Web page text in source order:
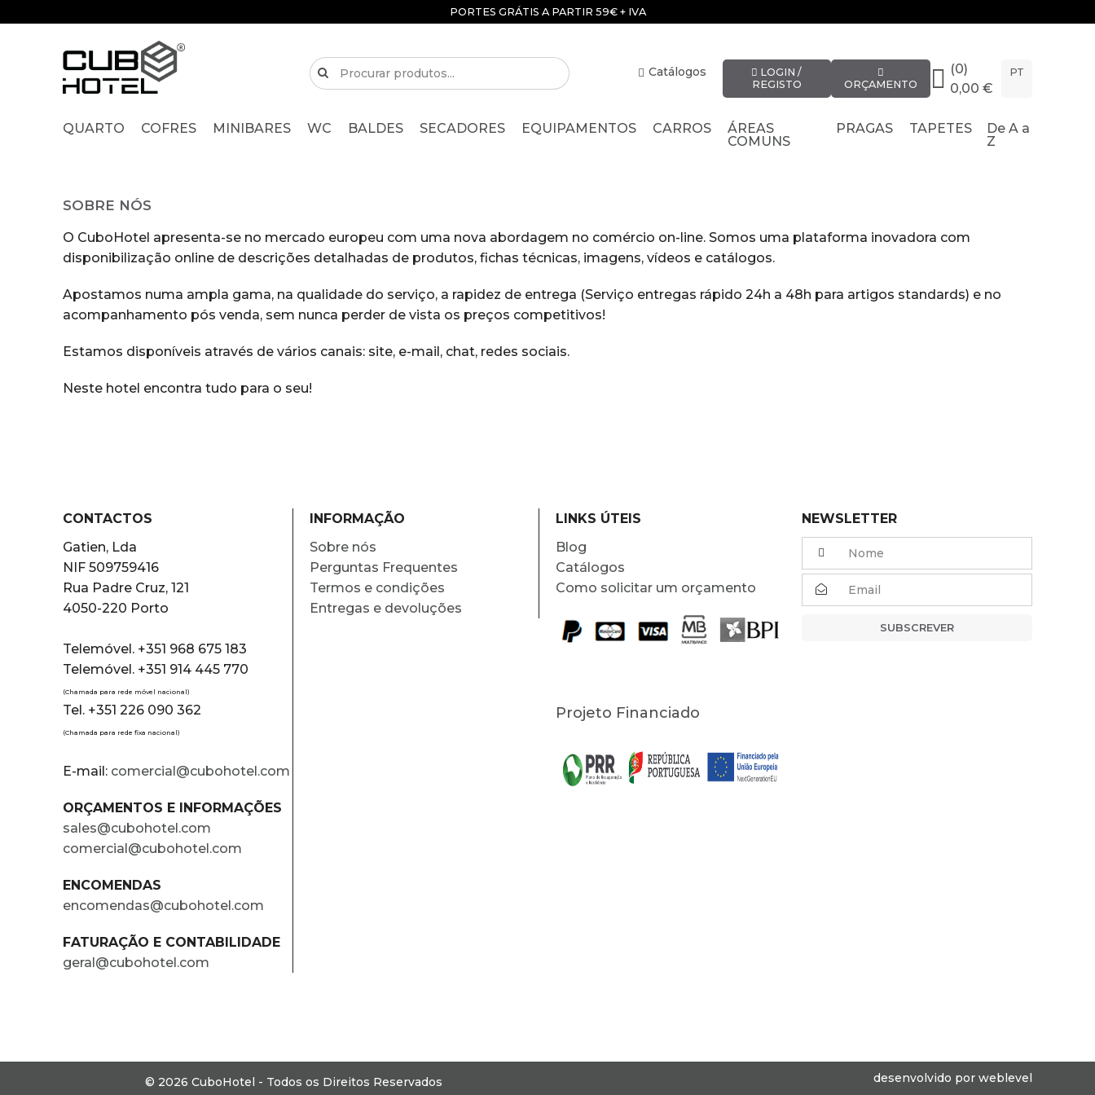
PORTES GRÁTIS A PARTIR 59€ + IVA
Catálogos
LOGIN /
REGISTO
ORÇAMENTO
(0)
0,00 €
PT
QUARTO COFRES MINIBARES WC BALDES SECADORES EQUIPAMENTOS CARROS
ÁREAS
COMUNS
PRAGAS TAPETES
De A a
Z
SOBRE NÓS
O CuboHotel apresenta-se no mercado europeu com uma nova abordagem no comércio on-line. Somos uma plataforma inovadora com
disponibilização online de descrições detalhadas de produtos, fichas técnicas, imagens, vídeos e catálogos.
Apostamos numa ampla gama, na qualidade do serviço, a rapidez de entrega (Serviço entregas rápido 24h a 48h para artigos standards) e no
acompanhamento pós venda, sem nunca perder de vista os preços competitivos!
Estamos disponíveis através de vários canais: site, e-mail, chat, redes sociais.
Neste hotel encontra tudo para o seu!
CONTACTOS
Gatien, Lda
NIF 509759416
Rua Padre Cruz, 121
4050-220 Porto
Telemóvel. +351 968 675 183
Telemóvel. +351 914 445 770
(Chamada para rede móvel nacional)
Tel. +351 226 090 362
(Chamada para rede fixa nacional)
E-mail: comercial@cubohotel.com
ORÇAMENTOS E INFORMAÇÕES
sales@cubohotel.com
comercial@cubohotel.com
ENCOMENDAS
encomendas@cubohotel.com
FATURAÇÃO E CONTABILIDADE
geral@cubohotel.com
INFORMAÇÃO
Sobre nós
Perguntas Frequentes
Termos e condições
Entregas e devoluções
LINKS ÚTEIS
Blog
Catálogos
Como solicitar um orçamento
Projeto Financiado
NEWSLETTER
SUBSCREVER
© 2026 CuboHotel - Todos os Direitos Reservados desenvolvido por weblevel